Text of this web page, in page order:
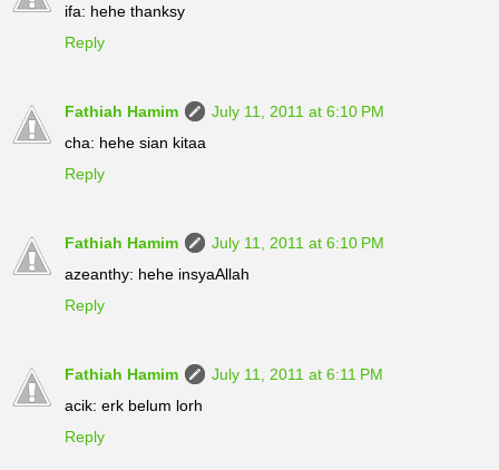
ifa: hehe thanksy
Reply
Fathiah Hamim
July 11, 2011 at 6:10 PM
cha: hehe sian kitaa
Reply
Fathiah Hamim
July 11, 2011 at 6:10 PM
azeanthy: hehe insyaAllah
Reply
Fathiah Hamim
July 11, 2011 at 6:11 PM
acik: erk belum lorh
Reply